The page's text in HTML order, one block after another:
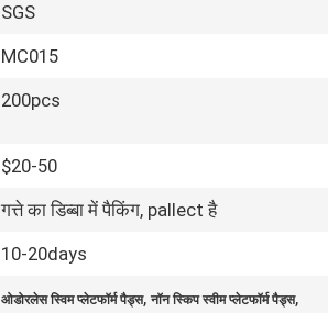
SGS
MC015
200pcs
$20-50
गत्ते का डिब्बा में पैकिंग, pallect है
10-20days
ओडोरलेस स्विम प्लेटफॉर्म पैड्स,नॉन स्किप स्वीम प्लेटफॉर्म पैड्स,